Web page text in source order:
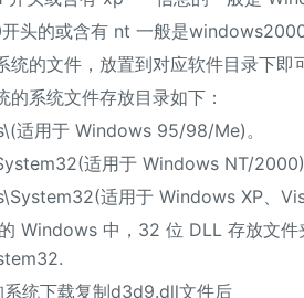
的或含有 nt 一般是windows2000
的文件，放置到对应软件目录下即可
系统文件存放目录如下：
用于 Windows 95/98/Me)。
适用于 Windows NT/2000)
适用于 Windows XP、
中，32 位 DLL 存放文件
统下载复制d3d9.dll文件后